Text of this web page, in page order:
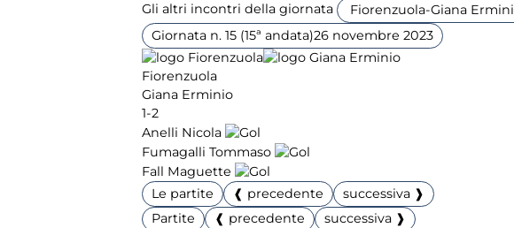
Gli altri incontri della giornata
Giornata n. 15 (15ª andata)26 novembre 2023
Fiorenzuola
Giana Erminio
1-2
Anelli Nicola
Fumagalli Tommaso
Fall Maguette
Le partite
❰ precedente
successiva ❱
Partite
❰ precedente successiva ❱